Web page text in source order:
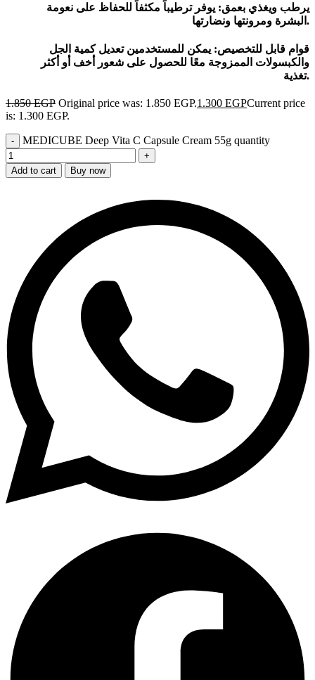
يرطب ويغذي بعمق: يوفر ترطيباً مكثفاً للحفاظ على نعومة
البشرة ومرونتها ونضارتها.
قوام قابل للتخصيص: يمكن للمستخدمين تعديل كمية الجل
والكبسولات الممزوجة معًا للحصول على شعور أخف أو أكثر
تغذية.
1.850EGP Original price was: 1.850 EGP.1.300 EGPCurrent price
is: 1.300 EGP.
MEDICUBE Deep Vita C Capsule Cream 55g quantity
Add to cart Buy now